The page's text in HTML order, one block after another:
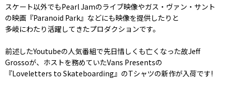
スケート以外でもPearl Jamのライブ映像やガス・ヴァン・サント
の映画『Paranoid Park』などにも映像を提供したりと
多岐にわたり活躍してきたプロダクションです。
前述したYoutubeの人気番組で先日惜しくも亡くなった故Jeff
Grossoが、ホストを務めていたVans Presentsの
『Loveletters to Skateboarding』のTシャツの新作が入荷です!